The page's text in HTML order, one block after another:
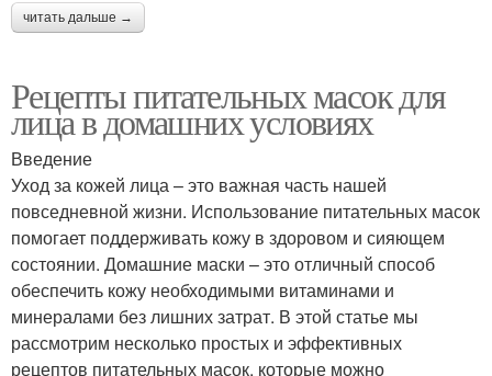
читать дальше →
Рецепты питательных масок для
лица в домашних условиях
Введение
Уход за кожей лица – это важная часть нашей
повседневной жизни. Использование питательных масок
помогает поддерживать кожу в здоровом и сияющем
состоянии. Домашние маски – это отличный способ
обеспечить кожу необходимыми витаминами и
минералами без лишних затрат. В этой статье мы
рассмотрим несколько простых и эффективных
рецептов питательных масок, которые можно